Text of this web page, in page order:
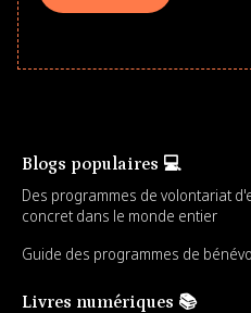
Blogs populaires 💻
Des programmes de volontariat
concret dans le monde entier
Guide des programmes de
Livres numériques 📚